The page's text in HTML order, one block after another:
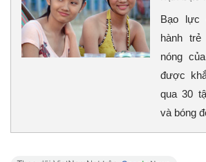
Bạo lực
hành
nóng
được
qua 30
và bóng